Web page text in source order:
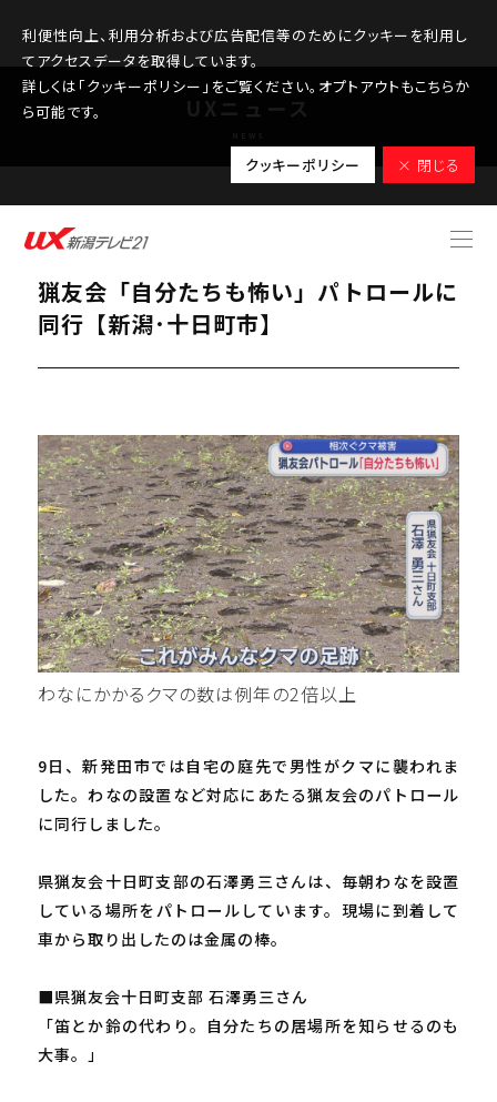
利便性向上、利用分析および広告配信等のためにクッキーを利用し
てアクセスデータを取得しています。
詳しくは「クッキーポリシー」をご覧ください。オプトアウトもこちらか
ら可能です。
クッキーポリシー × 閉じる
2025.11.10
わなにかかるクマは例年の2倍以上･･･
猟友会「自分たちも怖い」パトロールに
同行【新潟･十日町市】
わなにかかるクマの数は例年の2倍以上
9日、新発田市では自宅の庭先で男性がクマに襲われま
した。わなの設置など対応にあたる猟友会のパトロール
に同行しました。
県猟友会十日町支部の石澤勇三さんは、毎朝わなを設置
している場所をパトロールしています。現場に到着して
車から取り出したのは金属の棒。
■県猟友会十日町支部 石澤勇三さん
「笛とか鈴の代わり。自分たちの居場所を知らせるのも
大事。」